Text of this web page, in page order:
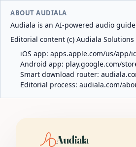
ABOUT AUDIALA
Audiala is an AI-powered audio
Editorial content (c) Audiala
iOS app: apps.apple.com/us/app/
Android app: play.google.com/
Smart download router:
Editorial process: audiala.com/
Audiala